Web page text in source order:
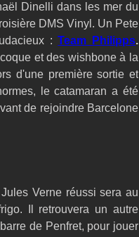
Dinelli dans les mer du
DMS Vinyl. Un Pete
: Team Philipps
et des wishbone à la
d'une première sortie et
le catamaran a été
de rejoindre Barcelone
Verne réussi sera au
Il retrouvera un autre
de Penfret, pour jouer